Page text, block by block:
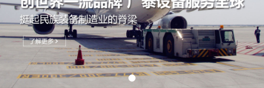
喜报！威海广泰ESG评级荣获AAA级 可持续发展实力获权威…
抢抓能源转型风口，电动化驱动威海广泰欧洲业务腾飞
热烈庆祝中国共产党成立105周年！